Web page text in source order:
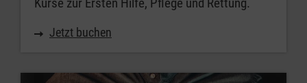
Kurse zur Ersten Hilfe, Pflege und Rettung.
Jetzt buchen